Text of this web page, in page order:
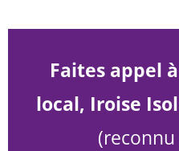
Faites appel
local, Iroise